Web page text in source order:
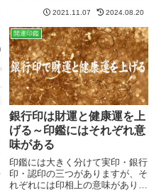
事業には必ず実印が必要であり、
実印がないということはその世界
に入るスタートラインにすら立っ
ていないことを意味します。
2021.11.07 2024.08.20
開運印鑑
銀行印は財運と健康運を上
げる～印鑑にはそれぞれ意
味がある
印鑑には大きく分けて実印・銀行
印・認印の三つがありますが、そ
れぞれには印相上の意味があり、